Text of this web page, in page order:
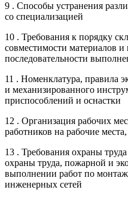
9 . Способы устранения
со специализацией
10 . Требования к порядку
совместимости материалов и
последовательности
11 . Номенклатура, правила
и механизированного
приспособлений и оснастки
12 . Организация рабочих
работников на рабочие
13 . Требования охраны
охраны труда, пожарной и
выполнении работ по
инженерных сетей